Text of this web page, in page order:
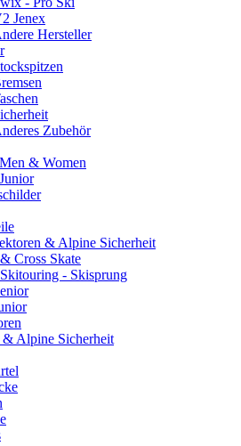
Jenex
Hersteller
Zubehör
& Women
& Alpine Sicherheit
Cross Skate
- Skisprung
Alpine Sicherheit